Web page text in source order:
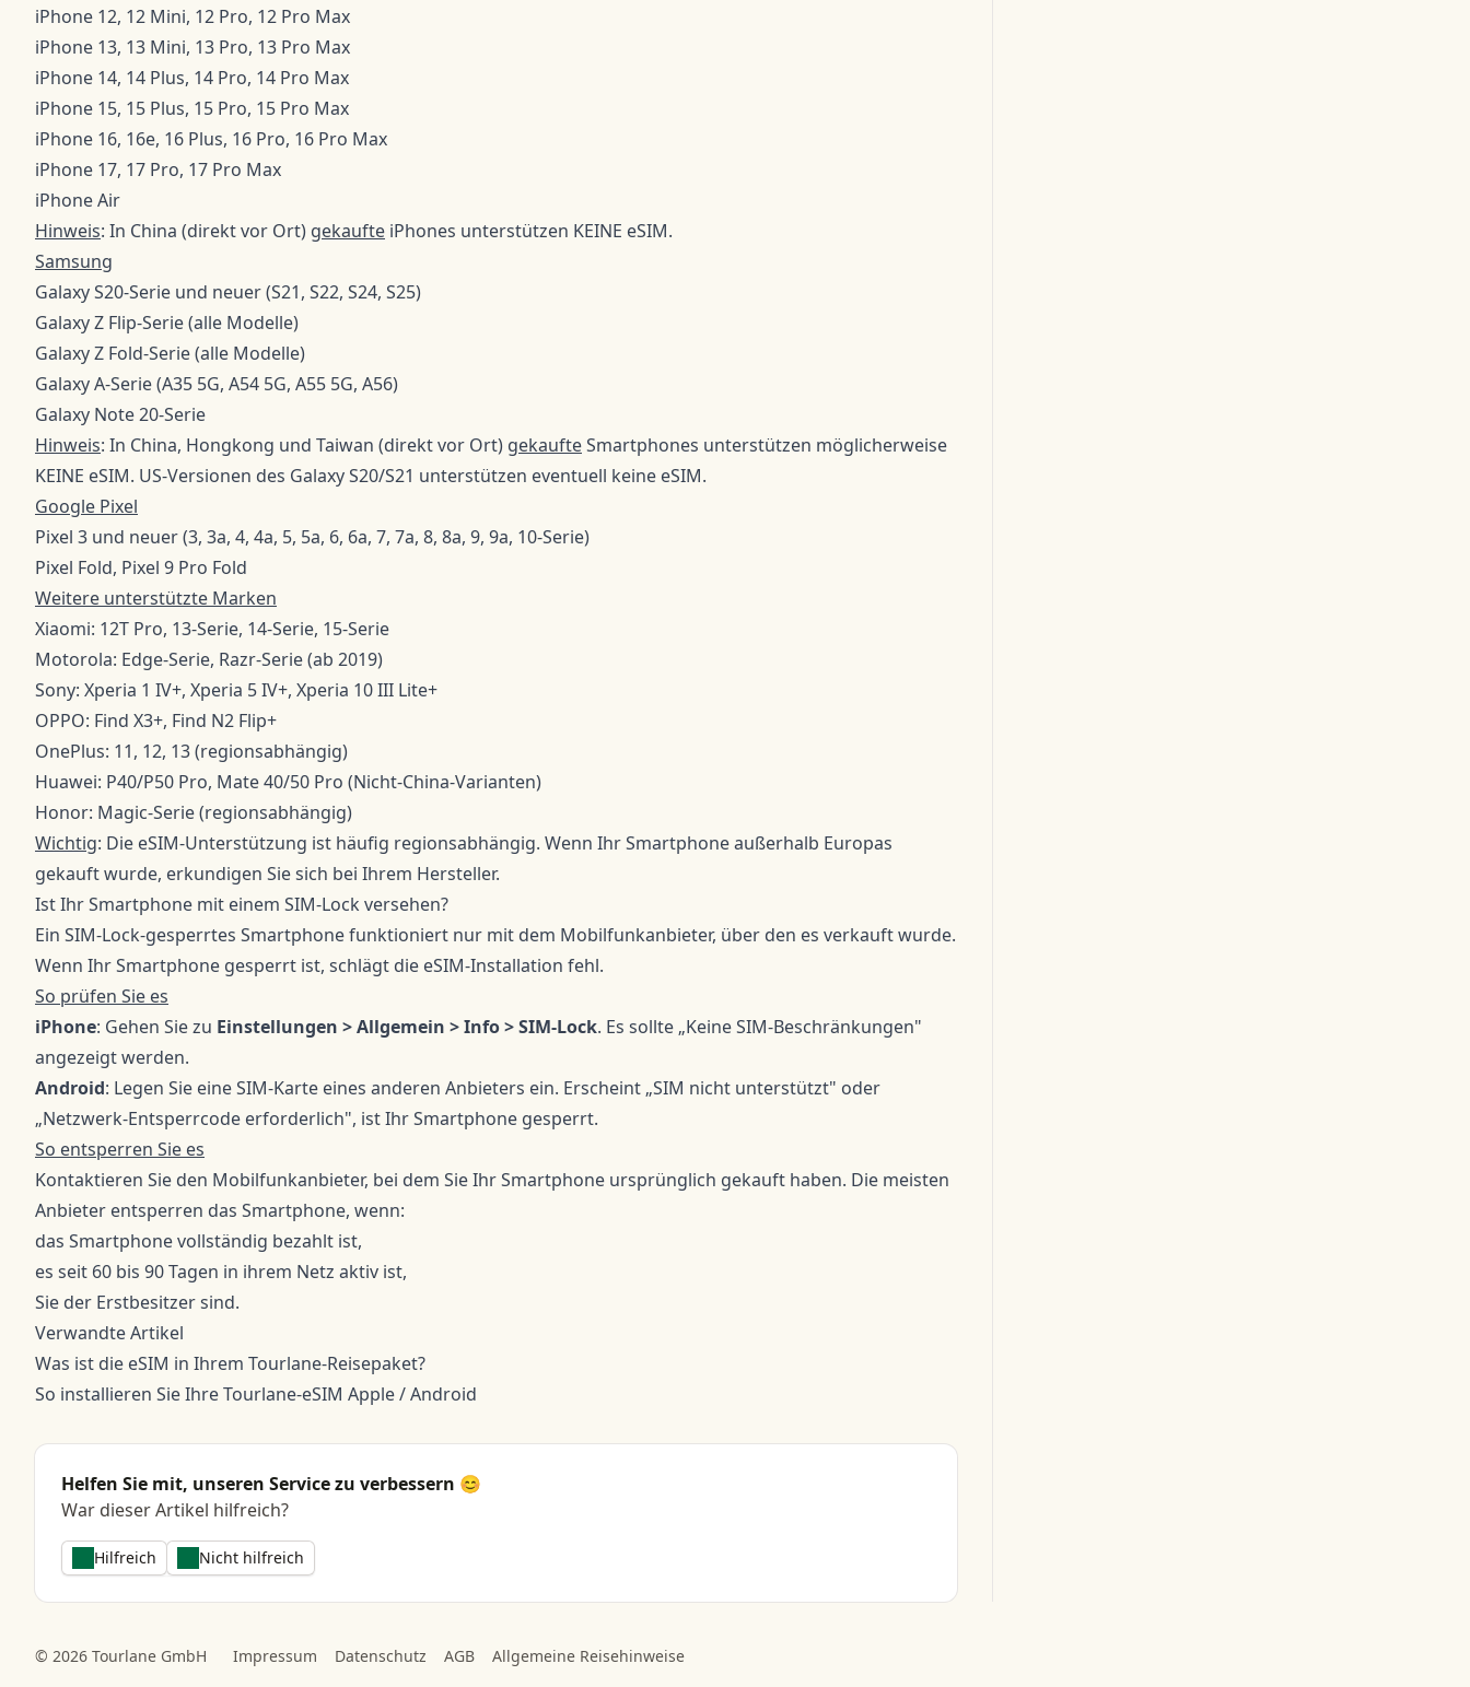
iPhone 12, 12 Mini, 12 Pro, 12 Pro Max
iPhone 13, 13 Mini, 13 Pro, 13 Pro Max
iPhone 14, 14 Plus, 14 Pro, 14 Pro Max
iPhone 15, 15 Plus, 15 Pro, 15 Pro Max
iPhone 16, 16e, 16 Plus, 16 Pro, 16 Pro Max
iPhone 17, 17 Pro, 17 Pro Max
iPhone Air
Hinweis: In China (direkt vor Ort) gekaufte iPhones unterstützen KEINE eSIM.
Samsung
Galaxy S20-Serie und neuer (S21, S22, S24, S25)
Galaxy Z Flip-Serie (alle Modelle)
Galaxy Z Fold-Serie (alle Modelle)
Galaxy A-Serie (A35 5G, A54 5G, A55 5G, A56)
Galaxy Note 20-Serie
Hinweis: In China, Hongkong und Taiwan (direkt vor Ort) gekaufteSmartphones unterstützen möglicherweise
KEINE eSIM. US-Versionen des Galaxy S20/S21 unterstützen eventuell keine eSIM.
Google Pixel
Pixel 3 und neuer (3, 3a, 4, 4a, 5, 5a, 6, 6a, 7, 7a, 8, 8a, 9, 9a, 10-Serie)
Pixel Fold, Pixel 9 Pro Fold
Weitere unterstützte Marken
Xiaomi: 12T Pro, 13-Serie, 14-Serie, 15-Serie
Motorola: Edge-Serie, Razr-Serie (ab 2019)
Sony: Xperia 1 IV+, Xperia 5 IV+, Xperia 10 III Lite+
OPPO: Find X3+, Find N2 Flip+
OnePlus: 11, 12, 13 (regionsabhängig)
Huawei: P40/P50 Pro, Mate 40/50 Pro (Nicht-China-Varianten)
Honor: Magic-Serie (regionsabhängig)
Wichtig: Die eSIM-Unterstützung ist häufig regionsabhängig. Wenn Ihr Smartphone außerhalb Europas
gekauft wurde, erkundigen Sie sich bei Ihrem Hersteller.
Ist Ihr Smartphone mit einem SIM-Lock versehen?
Ein SIM-Lock-gesperrtes Smartphone funktioniert nur mit dem Mobilfunkanbieter, über den es verkauft wurde.
Wenn Ihr Smartphone gesperrt ist, schlägt die eSIM-Installation fehl.
So prüfen Sie es
iPhone: Gehen Sie zu Einstellungen > Allgemein > Info > SIM-Lock. Es sollte „Keine SIM-Beschränkungen"
angezeigt werden.
Android: Legen Sie eine SIM-Karte eines anderen Anbieters ein. Erscheint „SIM nicht unterstützt" oder
„Netzwerk-Entsperrcode erforderlich", ist Ihr Smartphone gesperrt.
So entsperren Sie es
Kontaktieren Sie den Mobilfunkanbieter, bei dem Sie Ihr Smartphone ursprünglich gekauft haben. Die meisten
Anbieter entsperren das Smartphone, wenn:
das Smartphone vollständig bezahlt ist,
es seit 60 bis 90 Tagen in ihrem Netz aktiv ist,
Sie der Erstbesitzer sind.
Verwandte Artikel
Was ist die eSIM in Ihrem Tourlane-Reisepaket?
So installieren Sie Ihre Tourlane-eSIM Apple/Android
Helfen Sie mit, unseren Service zu verbessern 😊
War dieser Artikel hilfreich?
Hilfreich Nicht hilfreich
© 2026 Tourlane GmbH Impressum Datenschutz AGB Allgemeine Reisehinweise